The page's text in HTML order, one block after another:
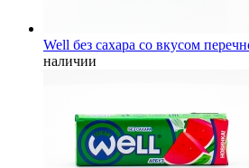
Well без сахара со вкусом
наличии